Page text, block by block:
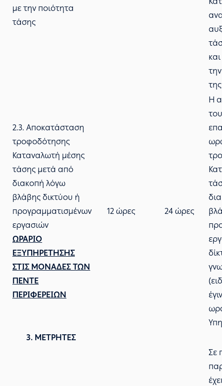
με την ποιότητα
τάσης
2.3. Αποκατάσταση
τροφοδότησης
Καταναλωτή μέσης
τάσης μετά από
διακοπή λόγω
βλάβης δικτύου ή
προγραμματισμένων
εργασιών
ΩΡΑΡΙΟ
ΕΞΥΠΗΡΕΤΗΣΗΣ
ΣΤΙΣ ΜΟΝΑΔΕΣ ΤΩΝ
ΠΕΝΤΕ
ΠΕΡΙΦΕΡΕΙΩΝ
12 ώρες 24 ώρες
Η
3. ΜΕΤΡΗΤΕΣ
Σε